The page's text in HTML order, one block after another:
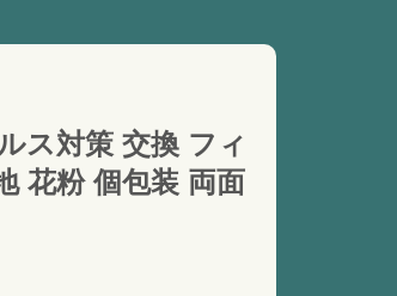
ス対策 交換 フィ
花粉 個包装 両面